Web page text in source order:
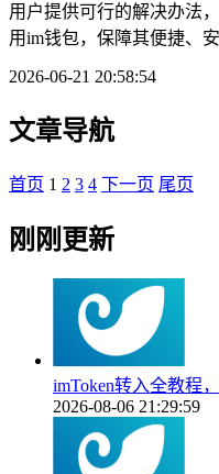
用户提供可行的解决办法
用im钱包，保障其便捷、
2026-06-21 20:58:54
文章导航
首页 1 2 3 4 下一页 尾页
刚刚更新
imToken转入全教程
2026-08-06 21:29:59